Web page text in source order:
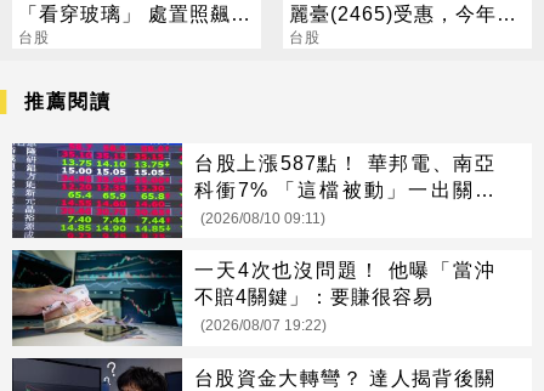
「看穿玻璃」 處置照飆2
漲停
台股
麗臺(2465)受惠，今年營
運將展爆發力
台股
推薦閱讀
台股上漲587點！ 華邦電、南亞
科衝7% 「這檔被動」一出關就
漲停
(2026/08/10 09:11)
一天4次也沒問題！ 他曝「當沖
不賠4關鍵」：要賺很容易
(2026/08/07 19:22)
台股資金大轉彎？ 達人揭背後關